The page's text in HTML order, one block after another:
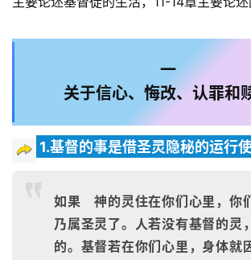
一
关于信心、悔改、认罪和
1.基督的事是借圣灵隐秘的运行
如果 神的灵住在你们心里，你
乃属圣灵了。人若没有基督的灵
的。基督若在你们心里，身体就